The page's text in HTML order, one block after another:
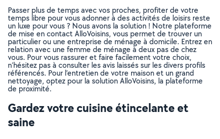
Passer plus de temps avec vos proches, profiter de votre
temps libre pour vous adonner à des activités de loisirs reste
un luxe pour vous ? Nous avons la solution ! Notre plateforme
de mise en contact AlloVoisins, vous permet de trouver un
particulier ou une entreprise de ménage à domicile. Entrez en
relation avec une femme de ménage à deux pas de chez
vous. Pour vous rassurer et faire facilement votre choix,
n’hésitez pas à consulter les avis laissés sur les divers profils
référencés. Pour l’entretien de votre maison et un grand
nettoyage, optez pour la solution AlloVoisins, la plateforme
de proximité.
Gardez votre cuisine étincelante et
saine